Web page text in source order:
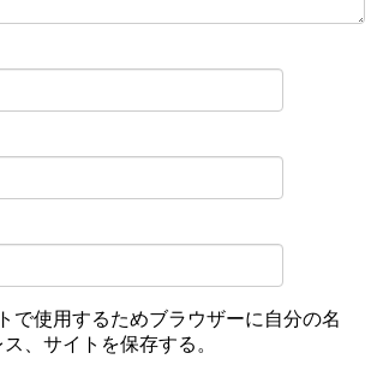
で使用するためブラウザーに自分の名
、サイトを保存する。